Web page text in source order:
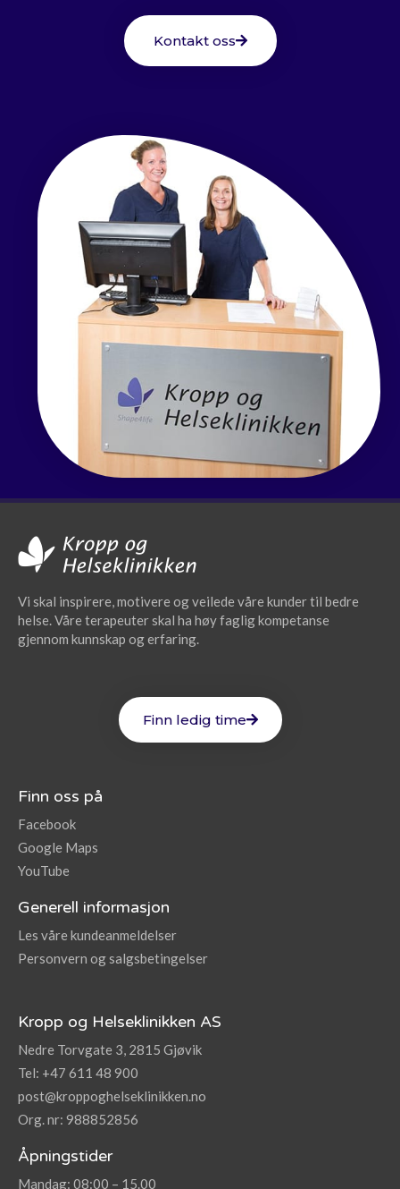
Kontakt oss
Vi skal inspirere, motivere og veilede våre kunder til bedre
helse. Våre terapeuter skal ha høy faglig kompetanse
gjennom kunnskap og erfaring.
Finn ledig time
Finn oss på
Facebook
Google Maps
YouTube
Generell informasjon
Les våre kundeanmeldelser
Personvern og salgsbetingelser
Kropp og Helseklinikken AS
Nedre Torvgate 3, 2815 Gjøvik
Tel: +47 611 48 900
post@kroppoghelseklinikken.no
Org. nr: 988852856
Åpningstider
Mandag: 08:00 – 15.00